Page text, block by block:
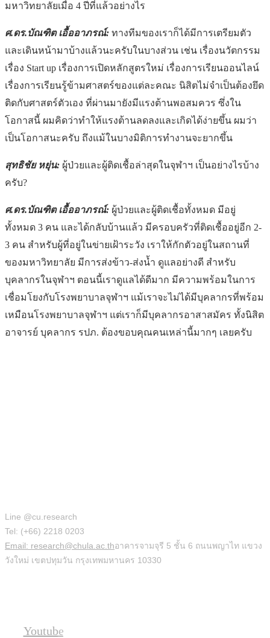
มหาวิทยาลัยเมื่อ 4 ปีที่แล้วอย่างไร
ศ.ดร.บัณฑิต เอื้ออาภรณ์: ทางทีมของเราก็ได้มีการเตรียมตัว
และเดินหน้ามาบ้างแล้วนะครับในบางส่วน เช่น เรื่องนวัตกรรม
เรื่อง Start up เรื่องการเปิดหลักสูตรใหม่ เรื่องการเรียนออนไลน์
เรื่องการเรียนรู้ข้ามศาสตร์ของแต่ละคณะ นิสิตไม่จำเป็นต้องยึด
ติดกับศาสตร์ตัวเอง ที่ผ่านมายังมีแรงต้านพอสมควร ซึ่งใน
โอกาสนี้ ผมคิดว่าทำให้แรงต้านลดลงและเกิดได้ง่ายขึ้น ผมว่า
เป็นโอกาสนะครับ ถึงแม้ในบางมิติการทำงานจะยากขึ้น
สุทธิชัย หยุ่น: ผู้ป่วยและผู้ติดเชื้อล่าสุดในจุฬาฯ เป็นอย่างไรบ้าง
ครับ?
ศ.ดร.บัณฑิต เอื้ออาภรณ์: ผู้ป่วยและผู้ติดเชื้อทั้งหมด มีอยู่
ทั้งหมด 3 คน และได้กลับบ้านแล้ว มีครอบครัวที่ติดเชื้ออยู่อีก 2-
3 คน สำหรับผู้ที่อยู่ในข่ายเฝ้าระวัง เราให้กักตัวอยู่ในสถานที่
ของมหาวิทยาลัย มีการส่งข้าว-ส่งน้ำ ดูแลอย่างดี สำหรับ
บุคลากรในจุฬาฯ ตอนนี้เราดูแลได้ดีมาก มีความพร้อมในการ
เชื่อมโยงกับโรงพยาบาลจุฬาฯ แม้เราจะไม่ได้มีบุคลากรที่พร้อม
เหมือนโรงพยาบาลจุฬาฯ แต่เราก็มีบุคลากรอาสาสมัคร ทั้งนิสิต
อาจารย์ บุคลากร รปภ. ต้องขอบคุณคนเหล่านี้มากๆ เลยครับ
Line @cu.research
Tel: (+66) 2218 0203
Email: research@chula.ac.thอาคารจามจุรี 5 ชั้น 6 ถนนพญาไท แขวง
วังใหม่ เขตปทุมวัน กรุงเทพมหานคร 10330
Youtube